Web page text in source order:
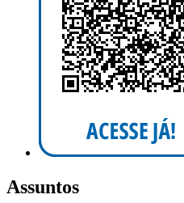
Assuntos